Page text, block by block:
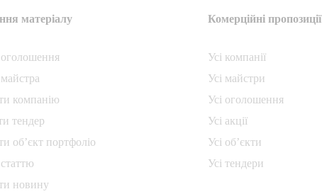
матеріалу
компанiю
тендер
об’єкт портфоліо
новину
Комерційні пропозиції
Усі компанії
Усі майстри
Усі оголошення
Усі акції
Усі об’єкти
Усі тендери